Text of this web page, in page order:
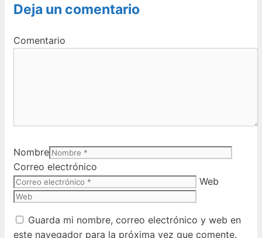
Deja un comentario
Comentario
Nombre
Correo electrónico
Web
Guarda mi nombre, correo electrónico y web en
este navegador para la próxima vez que comente.